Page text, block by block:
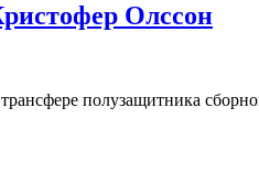
Олссон
полузащитника